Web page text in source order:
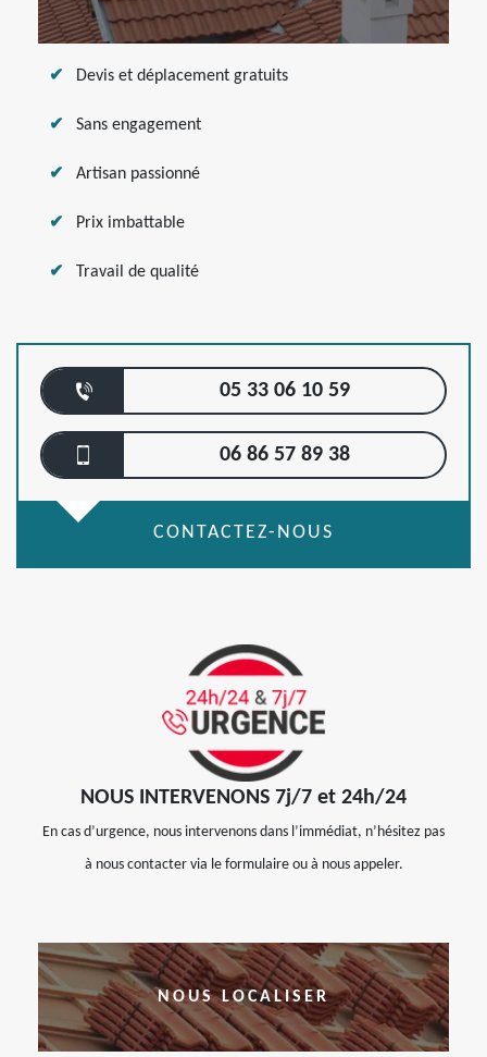
Devis et déplacement gratuits
Sans engagement
Artisan passionné
Prix imbattable
Travail de qualité
05 33 06 10 59
06 86 57 89 38
CONTACTEZ-NOUS
NOUS INTERVENONS 7j/7 et 24h/24
En cas d’urgence, nous intervenons dans l’immédiat, n’hésitez pas
à nous contacter via le formulaire ou à nous appeler.
NOUS LOCALISER